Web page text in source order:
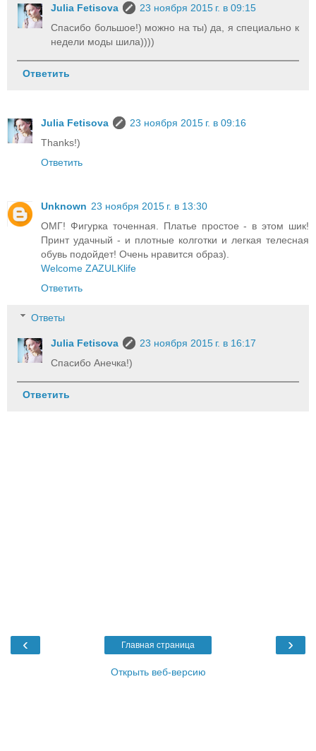
Julia Fetisova
23 ноября 2015 г. в 09:15
Спасибо большое!) можно на ты) да, я специально к
недели моды шила))))
Ответить
Julia Fetisova
23 ноября 2015 г. в 09:16
Thanks!)
Ответить
Unknown 23 ноября 2015 г. в 13:30
ОМГ! Фигурка точенная. Платье простое - в этом шик!
Принт удачный - и плотные колготки и легкая телесная
обувь подойдет! Очень нравится образ).
Welcome ZAZULKlife
Ответить
Ответы
Julia Fetisova
23 ноября 2015 г. в 16:17
Спасибо Анечка!)
Ответить
‹ ›
Главная страница
Открыть веб-версию